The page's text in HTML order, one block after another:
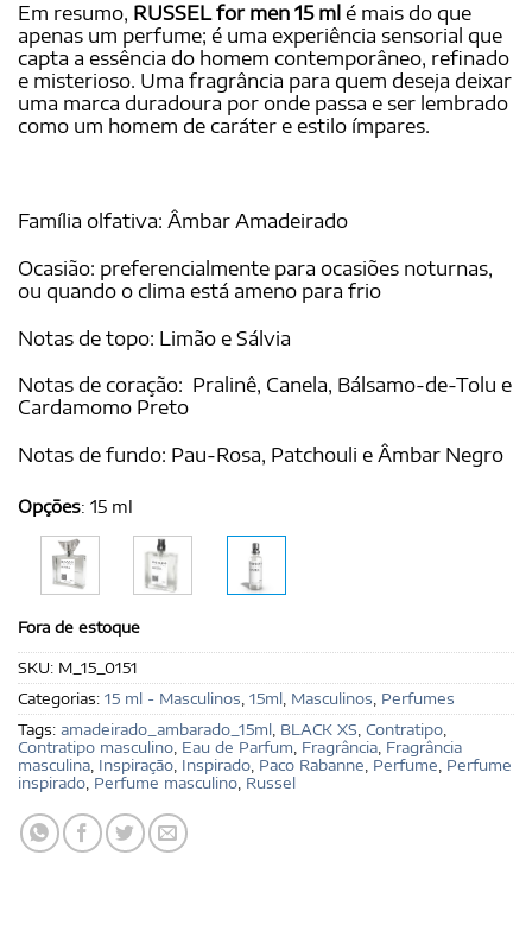
Em resumo, RUSSEL for men 15 ml é mais do que
apenas um perfume; é uma experiência sensorial que
capta a essência do homem contemporâneo, refinado
e misterioso. Uma fragrância para quem deseja deixar
uma marca duradoura por onde passa e ser lembrado
como um homem de caráter e estilo ímpares.
Família olfativa: Âmbar Amadeirado
Ocasião: preferencialmente para ocasiões noturnas,
ou quando o clima está ameno para frio
Notas de topo: Limão e Sálvia
Notas de coração: Pralinê, Canela, Bálsamo-de-Tolu e
Cardamomo Preto
Notas de fundo: Pau-Rosa, Patchouli e Âmbar Negro
Opções: 15 ml
Fora de estoque
SKU: M_15_0151
Categorias: 15 ml - Masculinos 15ml Masculinos Perfumes
Tags: amadeirado_ambarado_15ml BLACK XS Contratipo
Contratipo masculino Eau de Parfum Fragrância Fragrância
masculina Inspiração Inspirado Paco Rabanne Perfume Perfume
inspirado Perfume masculino Russel